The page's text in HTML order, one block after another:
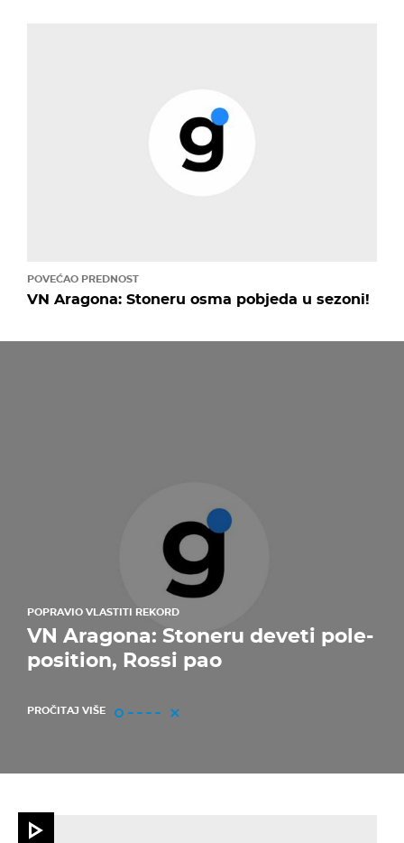
POVEĆAO PREDNOST
VN Aragona: Stoneru osma pobjeda u sezoni!
POPRAVIO VLASTITI REKORD
VN Aragona: Stoneru deveti pole-
position, Rossi pao
PROČITAJ VIŠE